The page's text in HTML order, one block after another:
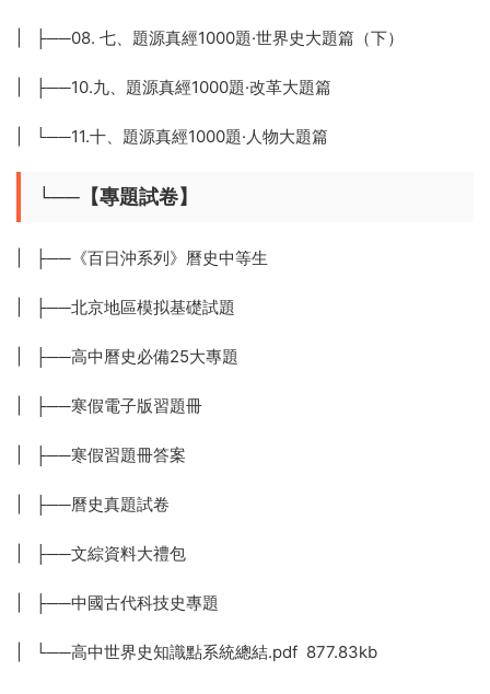
| ├──08. 七、題源真經1000題·世界史大題篇（下）
| ├──10.九、題源真經1000題·改革大題篇
| └──11.十、題源真經1000題·人物大題篇
└──【專題試卷】
| ├──《百日沖系列》曆史中等生
| ├──北京地區模拟基礎試題
| ├──高中曆史必備25大專題
| ├──寒假電子版習題冊
| ├──寒假習題冊答案
| ├──曆史真題試卷
| ├──文綜資料大禮包
| ├──中國古代科技史專題
| └──高中世界史知識點系統總結.pdf 877.83kb